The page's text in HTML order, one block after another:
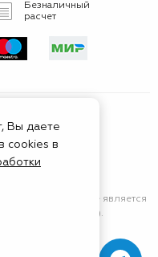
Безналичный
расчет
и не является
Статьи 437 ГК РФ).
Моторс Клуб
Вы даете
cookies в